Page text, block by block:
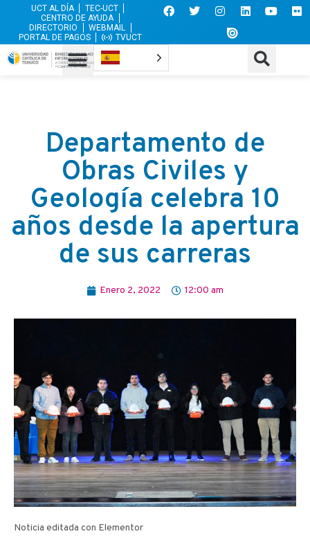
UCT AL DÍA
TEC-UCT
CENTRO DE AYUDA
DIRECTORIO
WEBMAIL
PORTAL DE PAGOS
TVUCT
Departamento de
Obras Civiles y
Geología celebra 10
años desde la apertura
de sus carreras
Enero 2, 2022 12:00 am
Noticia editada con Elementor